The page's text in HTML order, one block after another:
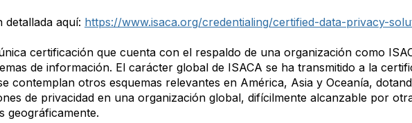
aquí: https://www.isaca.org/credentialing/certified-data-privacy-
certificación que cuenta con el respaldo de una organización como
de información. El carácter global de ISACA se ha transmitido a la
contemplan otros esquemas relevantes en América, Asia y Oceanía,
de privacidad en una organización global, difícilmente alcanzable por
geográficamente.